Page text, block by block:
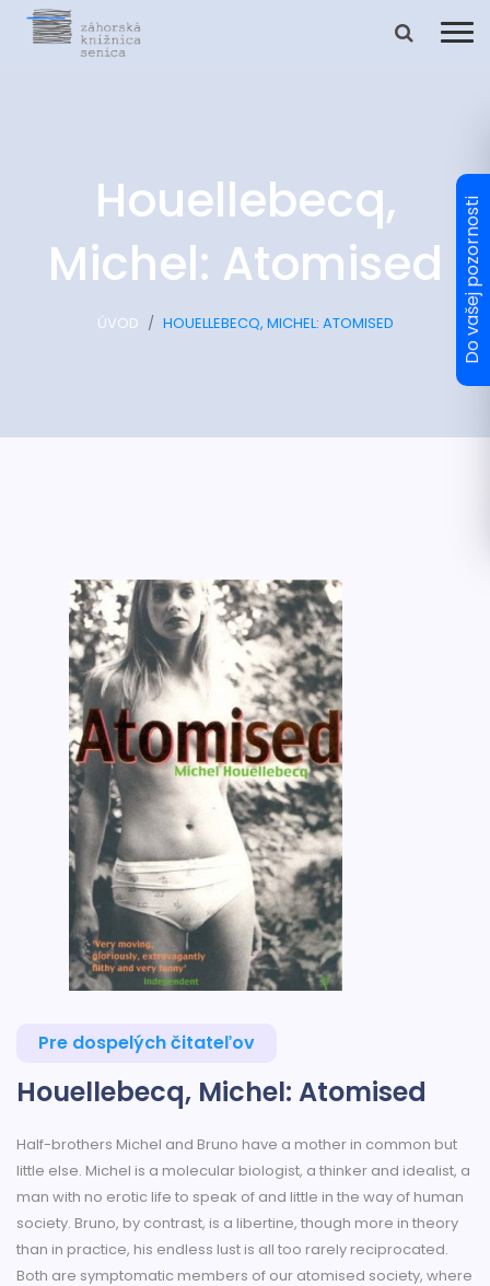
Houellebecq,
Michel: Atomised
ÚVOD HOUELLEBECQ, MICHEL: ATOMISED
Pre dospelých čitateľov
Houellebecq, Michel: Atomised
Half-brothers Michel and Bruno have a mother in common but
little else. Michel is a molecular biologist, a thinker and idealist, a
man with no erotic life to speak of and little in the way of human
society. Bruno, by contrast, is a libertine, though more in theory
than in practice, his endless lust is all too rarely reciprocated.
Both are symptomatic members of our atomised society, where